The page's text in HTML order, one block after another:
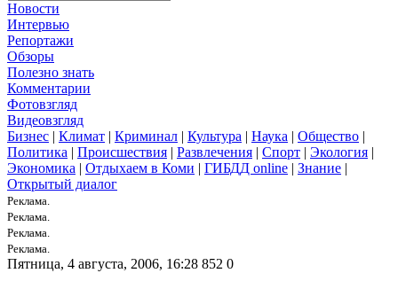
Новости
Интервью
Репортажи
Обзоры
Полезно знать
Комментарии
Фотовзгляд
Видеовзгляд
Бизнес | Климат | Криминал | Культура | Наука | Общество |
Политика | Происшествия | Развлечения | Спорт | Экология |
Экономика | Отдыхаем в Коми | ГИБДД online | Знание |
Открытый диалог
Реклама.
Реклама.
Реклама.
Реклама.
Пятница, 4 августа, 2006, 16:28 852 0